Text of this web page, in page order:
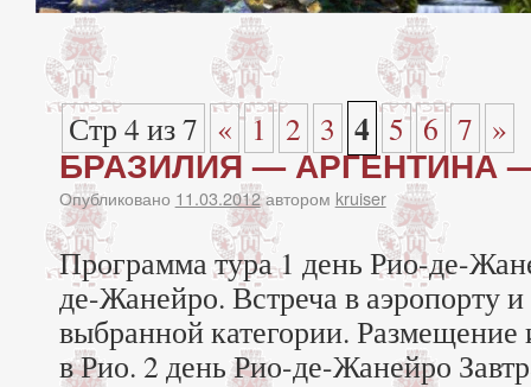
Стр 4 из 7 « 1 2 3 4 5 6 7 »
БРАЗИЛИЯ — АРГЕНТИНА
Опубликовано 11.03.2012автором kruiser
Программа тура 1 день Рио-де-
де-Жанейро. Встреча в аэропорту и
выбранной категории.
в Рио. 2 день Рио-де-Жанейро